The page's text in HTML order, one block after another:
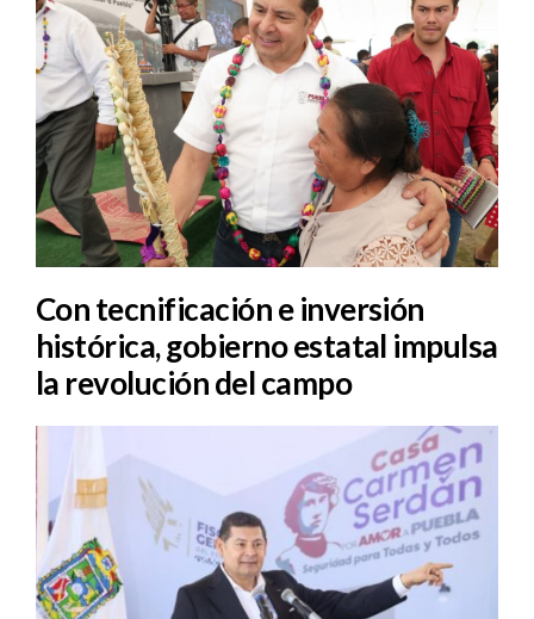
Con tecnificación e inversión
histórica, gobierno estatal impulsa
la revolución del campo